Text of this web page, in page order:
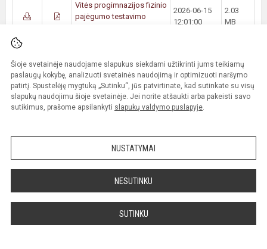
Šioje svetainėje naudojame slapukus siekdami užtikrinti jums teikiamų
paslaugų kokybę, analizuoti svetainės naudojimą ir optimizuoti naršymo
patirtį. Spustelėję mygtuką „Sutinku“, jūs patvirtinate, kad sutinkate su visų
slapukų naudojimu šioje svetainėje. Jei norite atšaukti arba pakeisti savo
sutikimus, prašome apsilankyti slapukų valdymo puslapyje.
NUSTATYMAI
NESUTINKU
SUTINKU
Vitės progimnazijos fizinio
pajėgumo testavimo
2026-06-15
12:01:00
2.03
MB
progimnazijos sveikatos
analizė
12:01:00
MB
Vitės progimnaziją
lankančių vaikų
patikrinimų 2023-2024
m.m. duomenų analizė
Klaipėdos Vitės
progimnazijos Fizinio
pajėgumo testavimo
analizė 2023-2024 m.m.
12:01:00
MB